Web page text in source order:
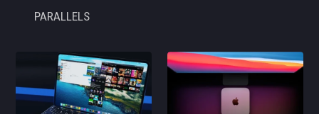
PARALLELS